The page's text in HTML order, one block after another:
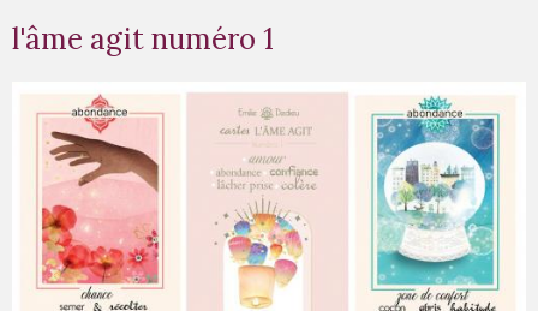
l'âme agit numéro 1